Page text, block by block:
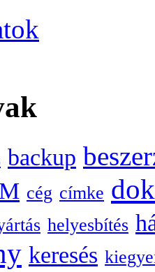
backup
cég címke
helyesbítés
keresés